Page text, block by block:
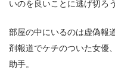
いのを良いことに逃げ切ろ
部屋の中にいるのは虚偽報
剤報道でケチのついた女優
助手。